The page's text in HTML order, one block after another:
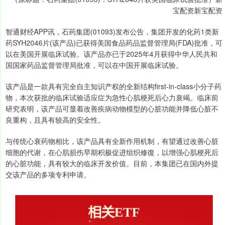
宝配资新宝配资
智通财经APP讯，石药集团(01093)发布公告，集团开发的化药1类新
药SYH2046片(该产品)已获得美国食品药品监督管理局(FDA)批准，可
以在美国开展临床试验。该产品亦已于2025年4月获得中华人民共和
国国家药品监督管理局批准，可以在中国开展临床试验。
该产品是一款具有完全自主知识产权的全新结构first-in-class小分子药
物，本次获批的临床试验适应症为急性心肌梗死后心力衰竭。临床前
研究表明，该产品可显着改善疾病动物模型的心脏功能并降低心脏不
良重构，且具有较高的安全性。
与传统心衰药物相比，该产品具有全新作用机制，有望通过改善心脏
细胞的代谢，在心肌损伤早期积极促进组织修復，以增强心肌梗死后
的心脏功能，具有较大的临床开发价值。目前，本集团已在国内外提
交该产品的多项专利申请。